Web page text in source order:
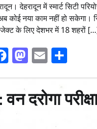
देहरादून में स्मार्ट सिटी
कोई नया काम नहीं हो सकेगा।
के लिए देशभर में 18 शहरों
Facebook
Mastodon
EmailShare
वन दरोगा